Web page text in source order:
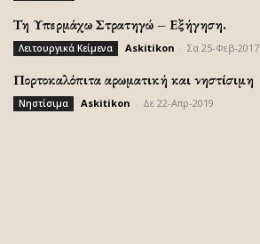
Τη Υπερμάχω Στρατηγώ – Εξήγηση.
Λειτουργικά Κείμενα Askitikon Σα 25-Φεβ-2017
Πορτοκαλόπιτα αρωματική και νηστίσιμη
Νηστίσιμα Askitikon Δε 22-Απρ-2019